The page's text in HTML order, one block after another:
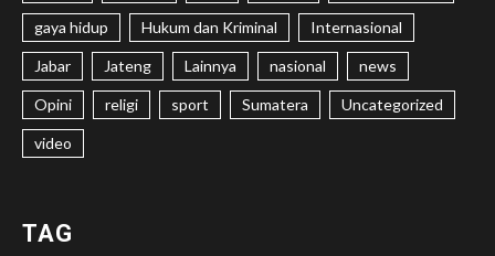
gaya hidup Hukum dan Kriminal Internasional
Jabar Jateng Lainnya nasional news
Opini religi sport Sumatera Uncategorized
video
TAG